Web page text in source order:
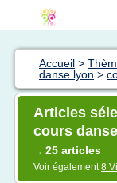
Accueil >
danse lyon >
Articles
cours
→ 25 articles
Voir également8